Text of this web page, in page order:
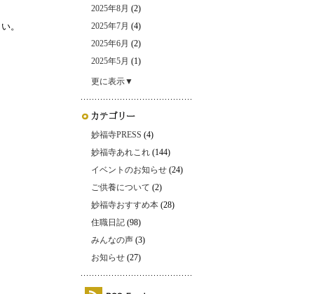
。
2025年8月 (2)
2025年7月 (4)
2025年6月 (2)
2025年5月 (1)
更に表示▼
妙福寺PRESS (4)
妙福寺あれこれ (144)
イベントのお知らせ (24)
ご供養について (2)
妙福寺おすすめ本 (28)
住職日記 (98)
みんなの声 (3)
お知らせ (27)